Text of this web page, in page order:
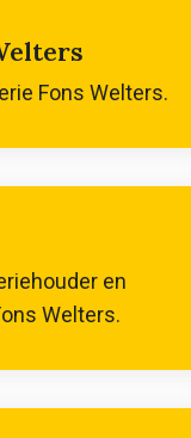
naar
website)
Fons Welters.
en
Welters.